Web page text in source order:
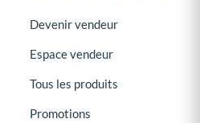
Devenir vendeur
Espace vendeur
Tous les produits
Promotions